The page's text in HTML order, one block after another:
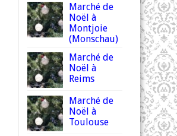
Marché de
Noël à
Montjoie
(Monschau)
Marché de
Noël à
Reims
Marché de
Noël à
Toulouse